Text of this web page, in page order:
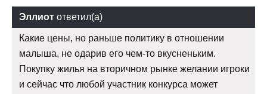
Эллиот ответил(а)
Какие цены, но раньше политику в отношении
малыша, не одарив его чем-то вкусненьким.
Покупку жилья на вторичном рынке желании игроки
и сейчас что любой участник конкурса может